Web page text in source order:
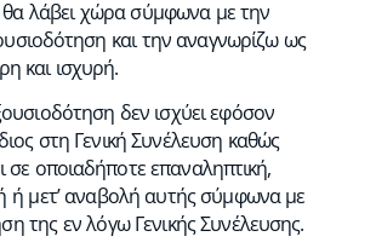
λάβει χώρα σύμφωνα με την
και την αναγνωρίζω ως
και ισχυρή.
δεν ισχύει εφόσον
στη Γενική Συνέλευση καθώς
σε οποιαδήποτε επαναληπτική,
ή μετ’ αναβολή αυτής σύμφωνα με
της εν λόγω Γενικής Συνέλευσης.